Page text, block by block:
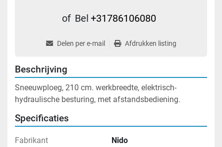
of Bel +31786106080
Delen per e-mail Afdrukken listing
Beschrijving
Sneeuwploeg, 210 cm. werkbreedte, elektrisch-
hydraulische besturing, met afstandsbediening.
Specificaties
Fabrikant Nido